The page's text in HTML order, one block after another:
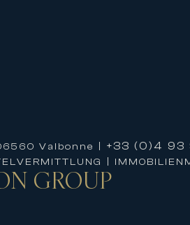
von einem
Erlebnis zu
Aufenthalts und
Valbonne | +33 (0)4 93
|
GROUP